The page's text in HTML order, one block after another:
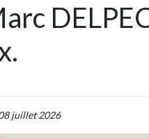
juillet 2026